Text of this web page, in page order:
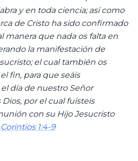
y en toda ciencia; así como
de Cristo ha sido confirmado
manera que nada os falta en
la manifestación de
el cual también os
fin, para que seáis
día de nuestro Señor
Dios, por el cual fuisteis
con su Hijo Jesucristo
Corintios 1:4-9